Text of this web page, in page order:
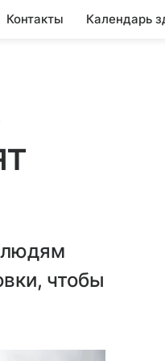
Контакты Календарь
людям
чтобы